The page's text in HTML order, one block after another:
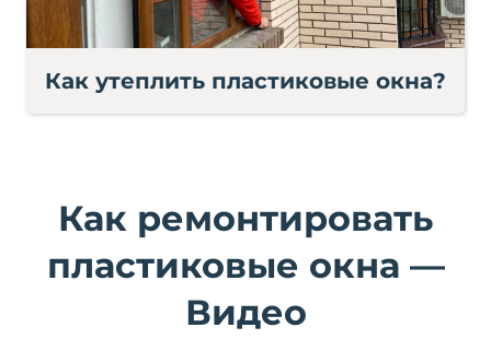
Как утеплить пластиковые окна?
Как ремонтировать
пластиковые окна —
Видео